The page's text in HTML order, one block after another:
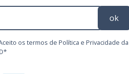
ok
os termos de Política e Privacidade da